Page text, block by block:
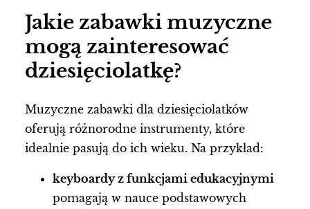
Jakie zabawki muzyczne
mogą zainteresować
dziesięciolatkę?
Muzyczne zabawki dla dziesięciolatków
oferują różnorodne instrumenty, które
idealnie pasują do ich wieku. Na przykład:
keyboardy z funkcjami edukacyjnymi
pomagają w nauce podstawowych